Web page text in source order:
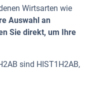
Wirtsarten wie
Auswahl an
Sie direkt, um Ihre
sind HIST1H2AB,